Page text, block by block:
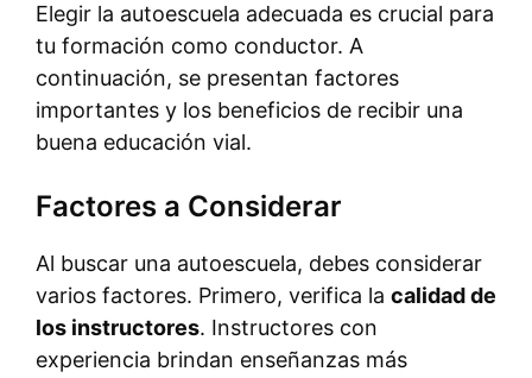
Elegir la autoescuela adecuada es crucial para
tu formación como conductor. A
continuación, se presentan factores
importantes y los beneficios de recibir una
buena educación vial.
Factores a Considerar
Al buscar una autoescuela, debes considerar
varios factores. Primero, verifica la calidad de
los instructores. Instructores con
experiencia brindan enseñanzas más